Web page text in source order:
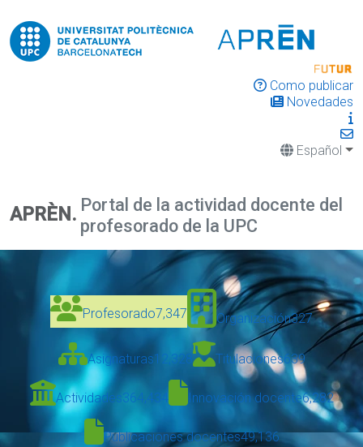
Como publicar
Novedades
Español
APRÈN. Portal de la actividad docente del
profesorado de la UPC
Profesorado7,347 Organización327
Asignaturas12,328 Titulaciones639
Actividades364,434 Innovación docente6,282
Publicaciones docentes49,136